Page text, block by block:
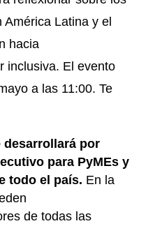
Latina y el
hacia
inclusiva. El evento
a las 11:00. Te
desarrollará por
para PyMEs y
todo el país. En la
de todas las